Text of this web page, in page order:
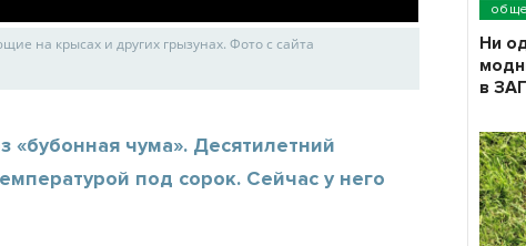
на крысах и других грызунах. Фото с сайта
«бубонная чума». Десятилетний
под сорок. Сейчас у него
Ни
в